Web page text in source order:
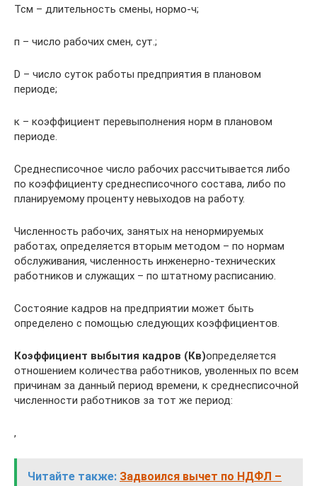
Тсм – длительность смены, нормо-ч;
п – число рабочих смен, сут.;
D – число суток работы предприятия в плановом
периоде;
к – коэффициент перевыполнения норм в плановом
периоде.
Среднесписочное число рабочих рассчитывается либо
по коэффициенту среднесписочного состава, либо по
планируемому проценту невыходов на работу.
Численность рабочих, занятых на ненормируемых
работах, определяется вторым методом – по нормам
обслуживания, численность инженерно-технических
работников и служащих – по штатному расписанию.
Состояние кадров на предприятии может быть
определено с помощью следующих коэффициентов.
Коэффициент выбытия кадров (Кв)определяется
отношением количества работников, уволенных по всем
причинам за данный период времени, к среднесписочной
численности работников за тот же период:
,
Читайте также: Задвоился вычет по НДФЛ –